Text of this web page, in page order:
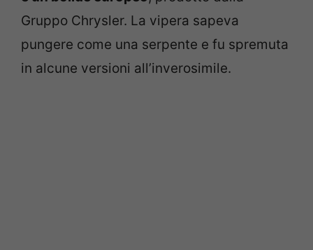
Gruppo Chrysler. La vipera sapeva
pungere come una serpente e fu spremuta
in alcune versioni all’inverosimile.